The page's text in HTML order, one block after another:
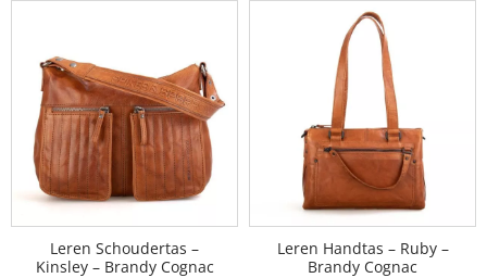
Leren Schoudertas –
Kinsley – Brandy Cognac
Leren Handtas – Ruby –
Brandy Cognac